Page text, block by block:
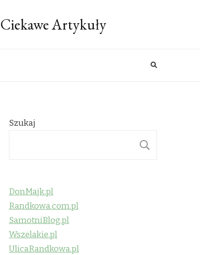
Artykuły
Szukaj
DonMajk.pl
Randkowa.com.pl
SamotniBlog.pl
Wszelakie.pl
UlicaRandkowa.pl